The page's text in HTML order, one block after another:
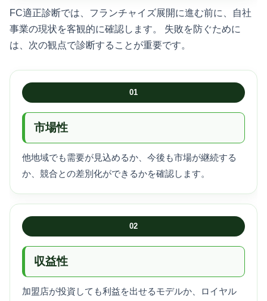
FC適正診断では、フランチャイズ展開に進む前に、自社
事業の現状を客観的に確認します。 失敗を防ぐために
は、次の観点で診断することが重要です。
01
市場性
他地域でも需要が見込めるか、今後も市場が継続する
か、競合との差別化ができるかを確認します。
02
収益性
加盟店が投資しても利益を出せるモデルか、ロイヤル